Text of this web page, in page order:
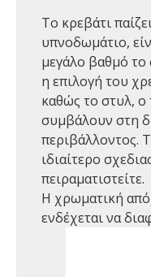
Το κρεβάτι
υπνοδωμάτιο,
μεγάλο βαθμό το
η επιλογή του
καθώς το στυλ, ο
συμβάλουν στη
περιβάλλοντος.
ιδιαίτερο
πειραματιστείτε.
Η χρωματική
ενδέχεται να